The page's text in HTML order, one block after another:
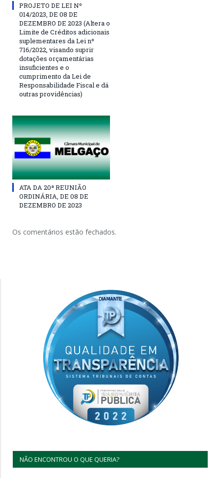
PROJETO DE LEI Nº
014/2023, DE 08 DE
DEZEMBRO DE 2023 (Altera o
Limite de Créditos adicionais
suplementares da Lei nº
716/2022, visando suprir
dotações orçamentárias
insuficientes e o
cumprimento da Lei de
Responsabilidade Fiscal e dá
outras providências)
ATA DA 20ª REUNIÃO
ORDINÁRIA, DE 08 DE
DEZEMBRO DE 2023
Os comentários estão fechados.
NÃO ENCONTROU O QUE QUERIA?